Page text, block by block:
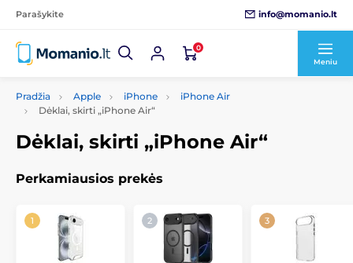
Parašykite info@momanio.lt
0
Meniu
Pradžia Apple iPhone
iPhone Air
Dėklai, skirti „iPhone Air“
Dėklai, skirti „iPhone Air“
Perkamiausios prekės